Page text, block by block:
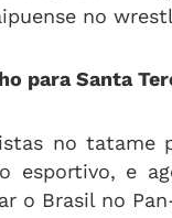
no
para Santa
no tatame
esportivo, e
o Brasil no